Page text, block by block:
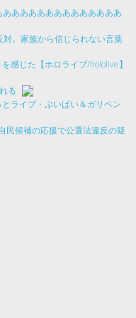
あああああああああああああ
。家族から信じられない言葉
感じた【ホロライブ/hololive】
る
ライブ・ぶいぱい＆ガリベン
民候補の応援で公選法違反の疑